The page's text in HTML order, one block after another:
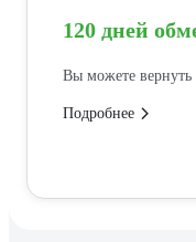
120 дней
Вы можете вернуть
Подробнее